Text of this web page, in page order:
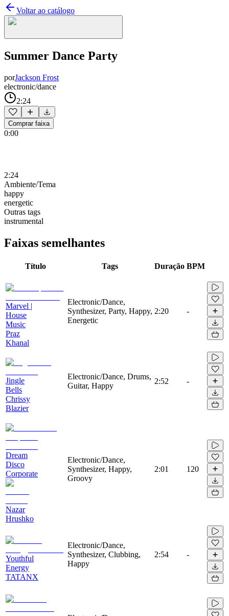
Voltar ao catálogo
Summer Dance Party
porJackson Frost
electronic/dance
2:24
Comprar faixa
0:00
2:24
Ambiente/Tema
happy
energetic
Outras tags
instrumental
Faixas semelhantes
Título Tags Duração BPM
Marvel |
House
Music
Praz
Khanal
Electronic/Dance,
Synthesizer, Party, Happy,
Energetic
2:20 -
Jingle
Bells
Chrissy
Blazier
Electronic/Dance, Drums,
Guitar, Happy
2:52 -
Dream
Disco
Corporate
Nazar
Hrushko
Electronic/Dance,
Synthesizer, Happy,
Groovy
2:01 120
Youthful
Energy
TATANX
Electronic/Dance,
Synthesizer, Clubbing,
Happy
2:54 -